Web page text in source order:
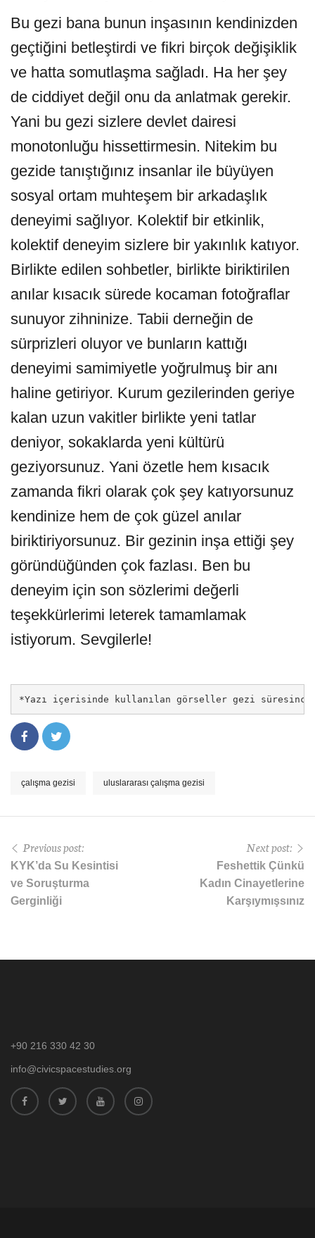
Bu gezi bana bunun inşasının kendinizden
geçtiğini betleştirdi ve fikri birçok değişiklik
ve hatta somutlaşma sağladı. Ha her şey
de ciddiyet değil onu da anlatmak gerekir.
Yani bu gezi sizlere devlet dairesi
monotonluğu hissettirmesin. Nitekim bu
gezide tanıştığınız insanlar ile büyüyen
sosyal ortam muhteşem bir arkadaşlık
deneyimi sağlıyor. Kolektif bir etkinlik,
kolektif deneyim sizlere bir yakınlık katıyor.
Birlikte edilen sohbetler, birlikte biriktirilen
anılar kısacık sürede kocaman fotoğraflar
sunuyor zihninize. Tabii derneğin de
sürprizleri oluyor ve bunların kattığı
deneyimi samimiyetle yoğrulmuş bir anı
haline getiriyor. Kurum gezilerinden geriye
kalan uzun vakitler birlikte yeni tatlar
deniyor, sokaklarda yeni kültürü
geziyorsunuz. Yani özetle hem kısacık
zamanda fikri olarak çok şey katıyorsunuz
kendinize hem de çok güzel anılar
biriktiriyorsunuz. Bir gezinin inşa ettiği şey
göründüğünden çok fazlası. Ben bu
deneyim için son sözlerimi değerli
teşekkürlerimi leterek tamamlamak
istiyorum. Sevgilerle!
*Yazı içerisinde kullanılan görseller gezi
çalışma gezisi uluslararası çalışma gezisi
Previous post:
KYK’da Su Kesintisi
ve Soruşturma
Gerginliği
Next post:
Feshettik Çünkü
Kadın Cinayetlerine
Karşıymışsınız
+90 216 330 42 30
info@civicspacestudies.org